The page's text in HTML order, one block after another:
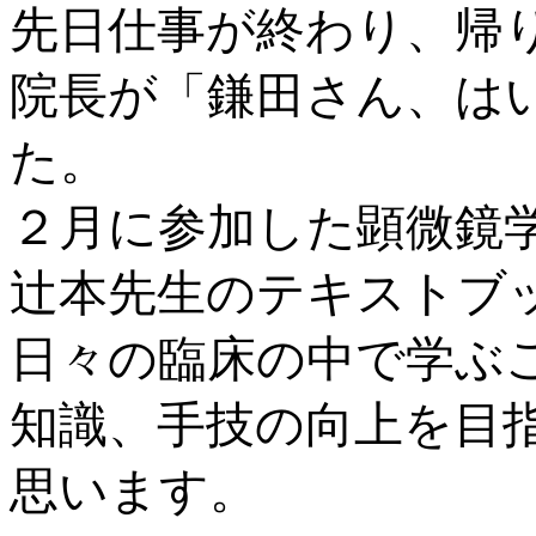
先日仕事が終わり、帰
院長が「鎌田さん、は
た。
２月に参加した顕微鏡
辻本先生のテキストブ
日々の臨床の中で学
知識、手技の向上を目
思います。